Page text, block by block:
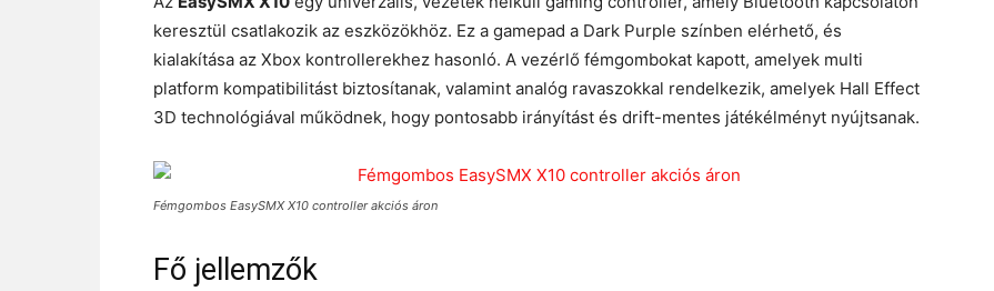
keresztül csatlakozik az eszközökhöz. Ez a gamepad a Dark Purple színben elérhető, és
kialakítása az Xbox kontrollerekhez hasonló. A vezérlő fémgombokat kapott, amelyek multi
platform kompatibilitást biztosítanak, valamint analóg ravaszokkal rendelkezik, amelyek Hall Effect
3D technológiával működnek, hogy pontosabb irányítást és drift-mentes játékélményt nyújtsanak.
Fémgombos EasySMX X10 controller akciós áron
Fő jellemzők